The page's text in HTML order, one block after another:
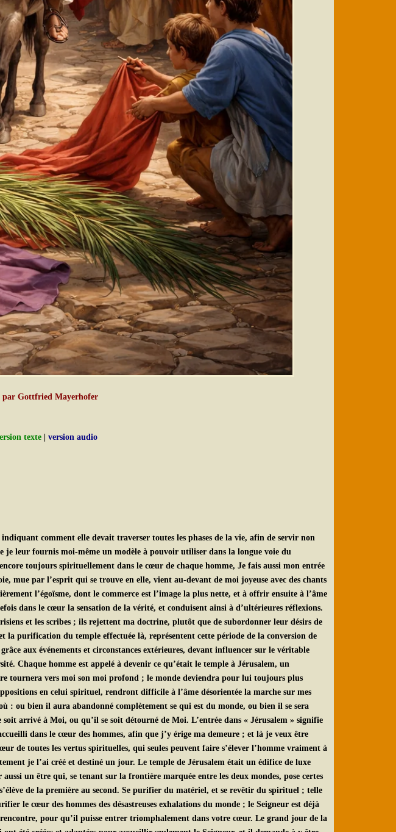
par Gottfried Mayerhofer
texte| version audio
comment elle devait traverser toutes les phases de la vie, afin de servir non
je leur fournis moi-même un modèle à pouvoir utiliser dans la longue voie du
toujours spirituellement dans le cœur de chaque homme, Je fais aussi mon entrée
mue par l’esprit qui se trouve en elle, vient au-devant de moi joyeuse avec des chants
l’égoïsme, dont le commerce est l’image la plus nette, et à offrir ensuite à l’âme
dans le cœur la sensation de la vérité, et conduisent ainsi à d’ultérieures réflexions.
et les scribes ; ils rejettent ma doctrine, plutôt que de subordonner leur désirs de
la purification du temple effectuée là, représentent cette période de la conversion de
aux événements et circonstances extérieures, devant influencer sur le véritable
Chaque homme est appelé à devenir ce qu’était le temple à Jérusalem, un
tournera vers moi son moi profond ; le monde deviendra pour lui toujours plus
en celui spirituel, rendront difficile à l’âme désorientée la marche sur mes
ou bien il aura abandonné complètement se qui est du monde, ou bien il se sera
arrivé à Moi, ou qu’il se soit détourné de Moi. L’entrée dans « Jérusalem » signifie
dans le cœur des hommes, afin que j’y érige ma demeure ; et là je veux être
de toutes les vertus spirituelles, qui seules peuvent faire s’élever l’homme vraiment à
je l’ai créé et destiné un jour. Le temple de Jérusalem était un édifice de luxe
un être qui, se tenant sur la frontière marquée entre les deux mondes, pose certes
de la première au second. Se purifier du matériel, et se revêtir du spirituel ; telle
le cœur des hommes des désastreuses exhalations du monde ; le Seigneur est déjà
rencontre, pour qu’il puisse entrer triomphalement dans votre cœur. Le grand jour de la